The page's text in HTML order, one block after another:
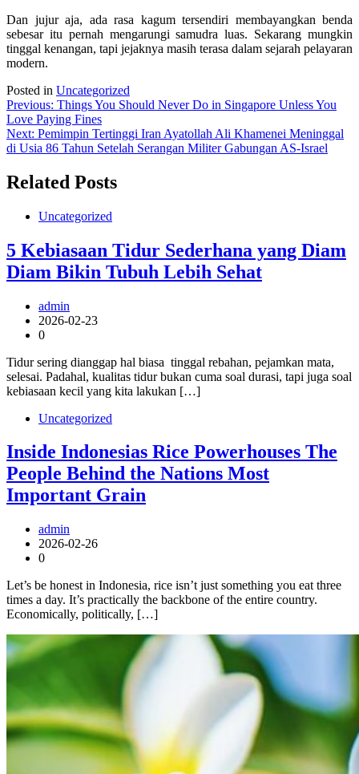
Dan jujur aja, ada rasa kagum tersendiri membayangkan benda
sebesar itu pernah mengarungi samudra luas. Sekarang mungkin
tinggal kenangan, tapi jejaknya masih terasa dalam sejarah pelayaran
modern.
Posted in Uncategorized
Post
navigation
Previous: Things You Should Never Do in Singapore Unless You
Love Paying Fines
Next: Pemimpin Tertinggi Iran Ayatollah Ali Khamenei Meninggal
di Usia 86 Tahun Setelah Serangan Militer Gabungan AS-Israel
Related Posts
Uncategorized
5 Kebiasaan Tidur Sederhana yang Diam
Diam Bikin Tubuh Lebih Sehat
admin
2026-02-23
0
Tidur sering dianggap hal biasa tinggal rebahan, pejamkan mata,
selesai. Padahal, kualitas tidur bukan cuma soal durasi, tapi juga soal
kebiasaan kecil yang kita lakukan […]
Uncategorized
Inside Indonesias Rice Powerhouses The
People Behind the Nations Most
Important Grain
admin
2026-02-26
0
Let’s be honest in Indonesia, rice isn’t just something you eat three
times a day. It’s practically the backbone of the entire country.
Economically, politically, […]